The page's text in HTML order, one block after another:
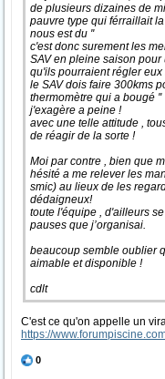
de plusieurs dizaines de
pauvre type qui férraillait
nous est du ''
c'est donc surement les
SAV en pleine saison
qu'ils pourraient régler eux
le SAV dois faire 300kms
thermomètre qui a bougé ''
j'exagère a peine !
avec une telle attitude ,
de réagir de la sorte !
Moi par contre , bien que
hésité a me relever les
smic) au lieux de les
dédaigneux!
toute l'équipe , d'ailleurs
pauses que j’organisai.
beaucoup semble oublier
aimable et disponible !
cdlt
C'est ce qu'on appelle un
https://
0